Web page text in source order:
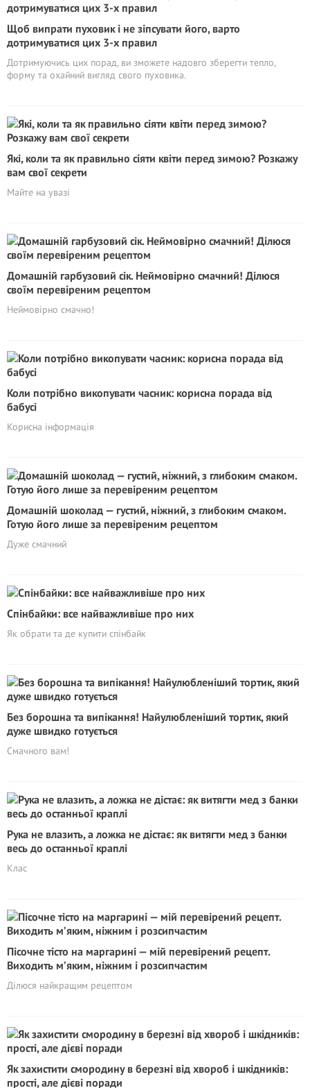
Щоб випрати пуховик і не зіпсувати його, варто
дотримуватися цих 3-х правил
Дотримуючись цих порад, ви зможете надовго зберегти тепло,
форму та охайний вигляд свого пуховика.
Які, коли та як правильно сіяти квіти перед зимою? Розкажу
вам свої секрети
Майте на увазі
Домашній гарбузовий сік. Неймовірно смачний! Ділюся
своїм перевіреним рецептом
Неймовірно смачно!
Коли потрібно викопувати часник: корисна порада від
бабусі
Корисна інформація
Домашній шоколад — густий, ніжний, з глибоким смаком.
Готую його лише за перевіреним рецептом
Дуже смачний
Спінбайки: все найважливіше про них
Як обрати та де купити спінбайк
Без борошна та випікання! Найулюбленіший тортик, який
дуже швидко готується
Смачного вам!
Рука не влазить, а ложка не дістає: як витягти мед з банки
весь до останньої краплі
Клас
Пісочне тісто на маргарині — мій перевірений рецепт.
Виходить м’яким, ніжним і розсипчастим
Ділюся найкращим рецептом
Як захистити смородину в березні від хвороб і шкідників:
прості, але дієві поради